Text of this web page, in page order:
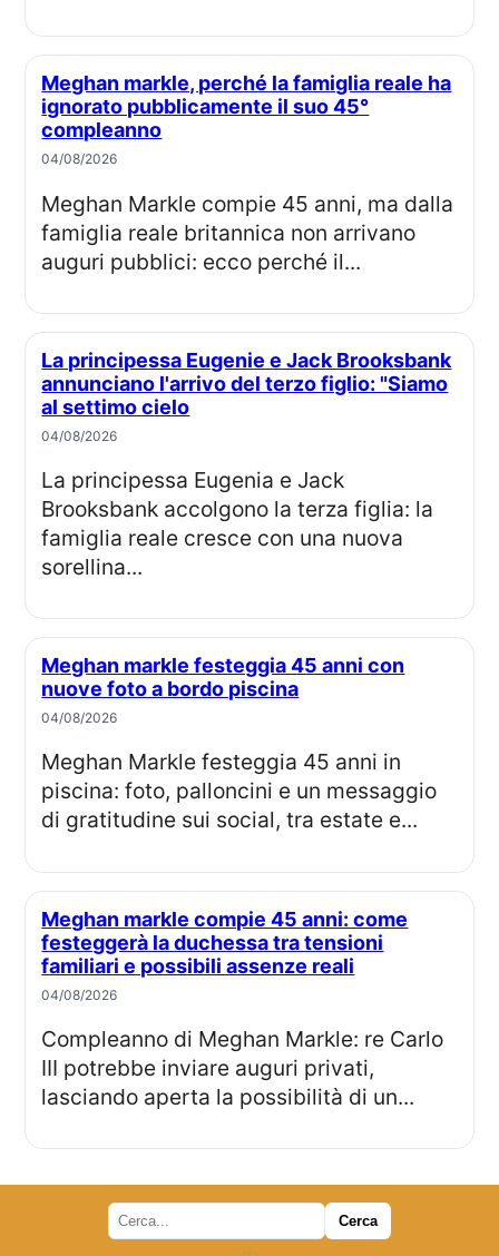
Meghan markle, perché la famiglia reale ha
ignorato pubblicamente il suo 45°
compleanno
04/08/2026
Meghan Markle compie 45 anni, ma dalla
famiglia reale britannica non arrivano
auguri pubblici: ecco perché il...
La principessa Eugenie e Jack Brooksbank
annunciano l'arrivo del terzo figlio: "Siamo
al settimo cielo
04/08/2026
La principessa Eugenia e Jack
Brooksbank accolgono la terza figlia: la
famiglia reale cresce con una nuova
sorellina...
Meghan markle festeggia 45 anni con
nuove foto a bordo piscina
04/08/2026
Meghan Markle festeggia 45 anni in
piscina: foto, palloncini e un messaggio
di gratitudine sui social, tra estate e...
Meghan markle compie 45 anni: come
festeggerà la duchessa tra tensioni
familiari e possibili assenze reali
04/08/2026
Compleanno di Meghan Markle: re Carlo
III potrebbe inviare auguri privati,
lasciando aperta la possibilità di un...